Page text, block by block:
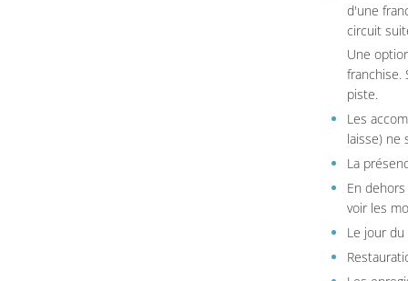
d'une
circuit
Une
franchise.
piste.
Les
laisse) ne
La
En
voir les
Le jour